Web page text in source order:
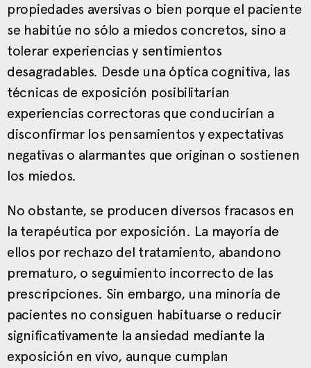
propiedades aversivas o bien porque el paciente
se habitúe no sólo a miedos concretos, sino a
tolerar experiencias y sentimientos
desagradables. Desde una óptica cognitiva, las
técnicas de exposición posibilitarían
experiencias correctoras que conducirían a
disconfirmar los pensamientos y expectativas
negativas o alarmantes que originan o sostienen
los miedos.
No obstante, se producen diversos fracasos en
la terapéutica por exposición. La mayoría de
ellos por rechazo del tratamiento, abandono
prematuro, o seguimiento incorrecto de las
prescripciones. Sin embargo, una minoría de
pacientes no consiguen habituarse o reducir
significativamente la ansiedad mediante la
exposición en vivo, aunque cumplan